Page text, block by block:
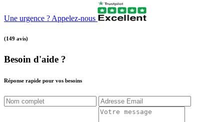
Une urgence ? Appelez-nous
(149 avis)
Besoin d'aide ?
Réponse rapide pour vos besoins